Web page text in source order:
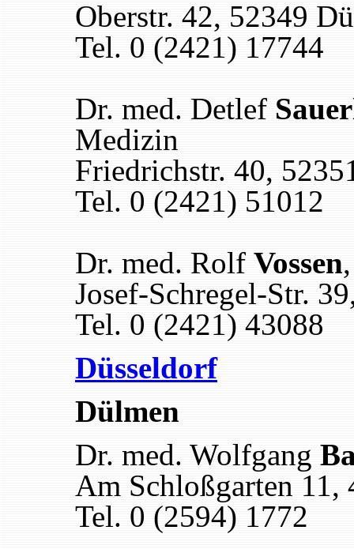
Oberstr. 42, 52349
Tel. 0 (2421) 17744
Dr. med. Detlef
Medizin
Friedrichstr. 40,
Tel. 0 (2421) 51012
Dr. med. Rolf Vossen
Josef-Schregel-Str.
Tel. 0 (2421) 43088
Düsseldorf
Dülmen
Dr. med. Wolfgang
Am Schloßgarten 11,
Tel. 0 (2594) 1772